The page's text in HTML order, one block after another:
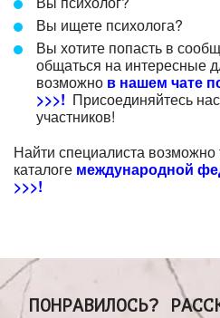
Вы ищете психолога?
Вы хотите попасть в
общаться на интересные
возможно в нашем чате
>>>! Присоединяйтесь
участников!
Найти специалиста
каталоге международной
>>>!
ПОНРАВИЛОСЬ?